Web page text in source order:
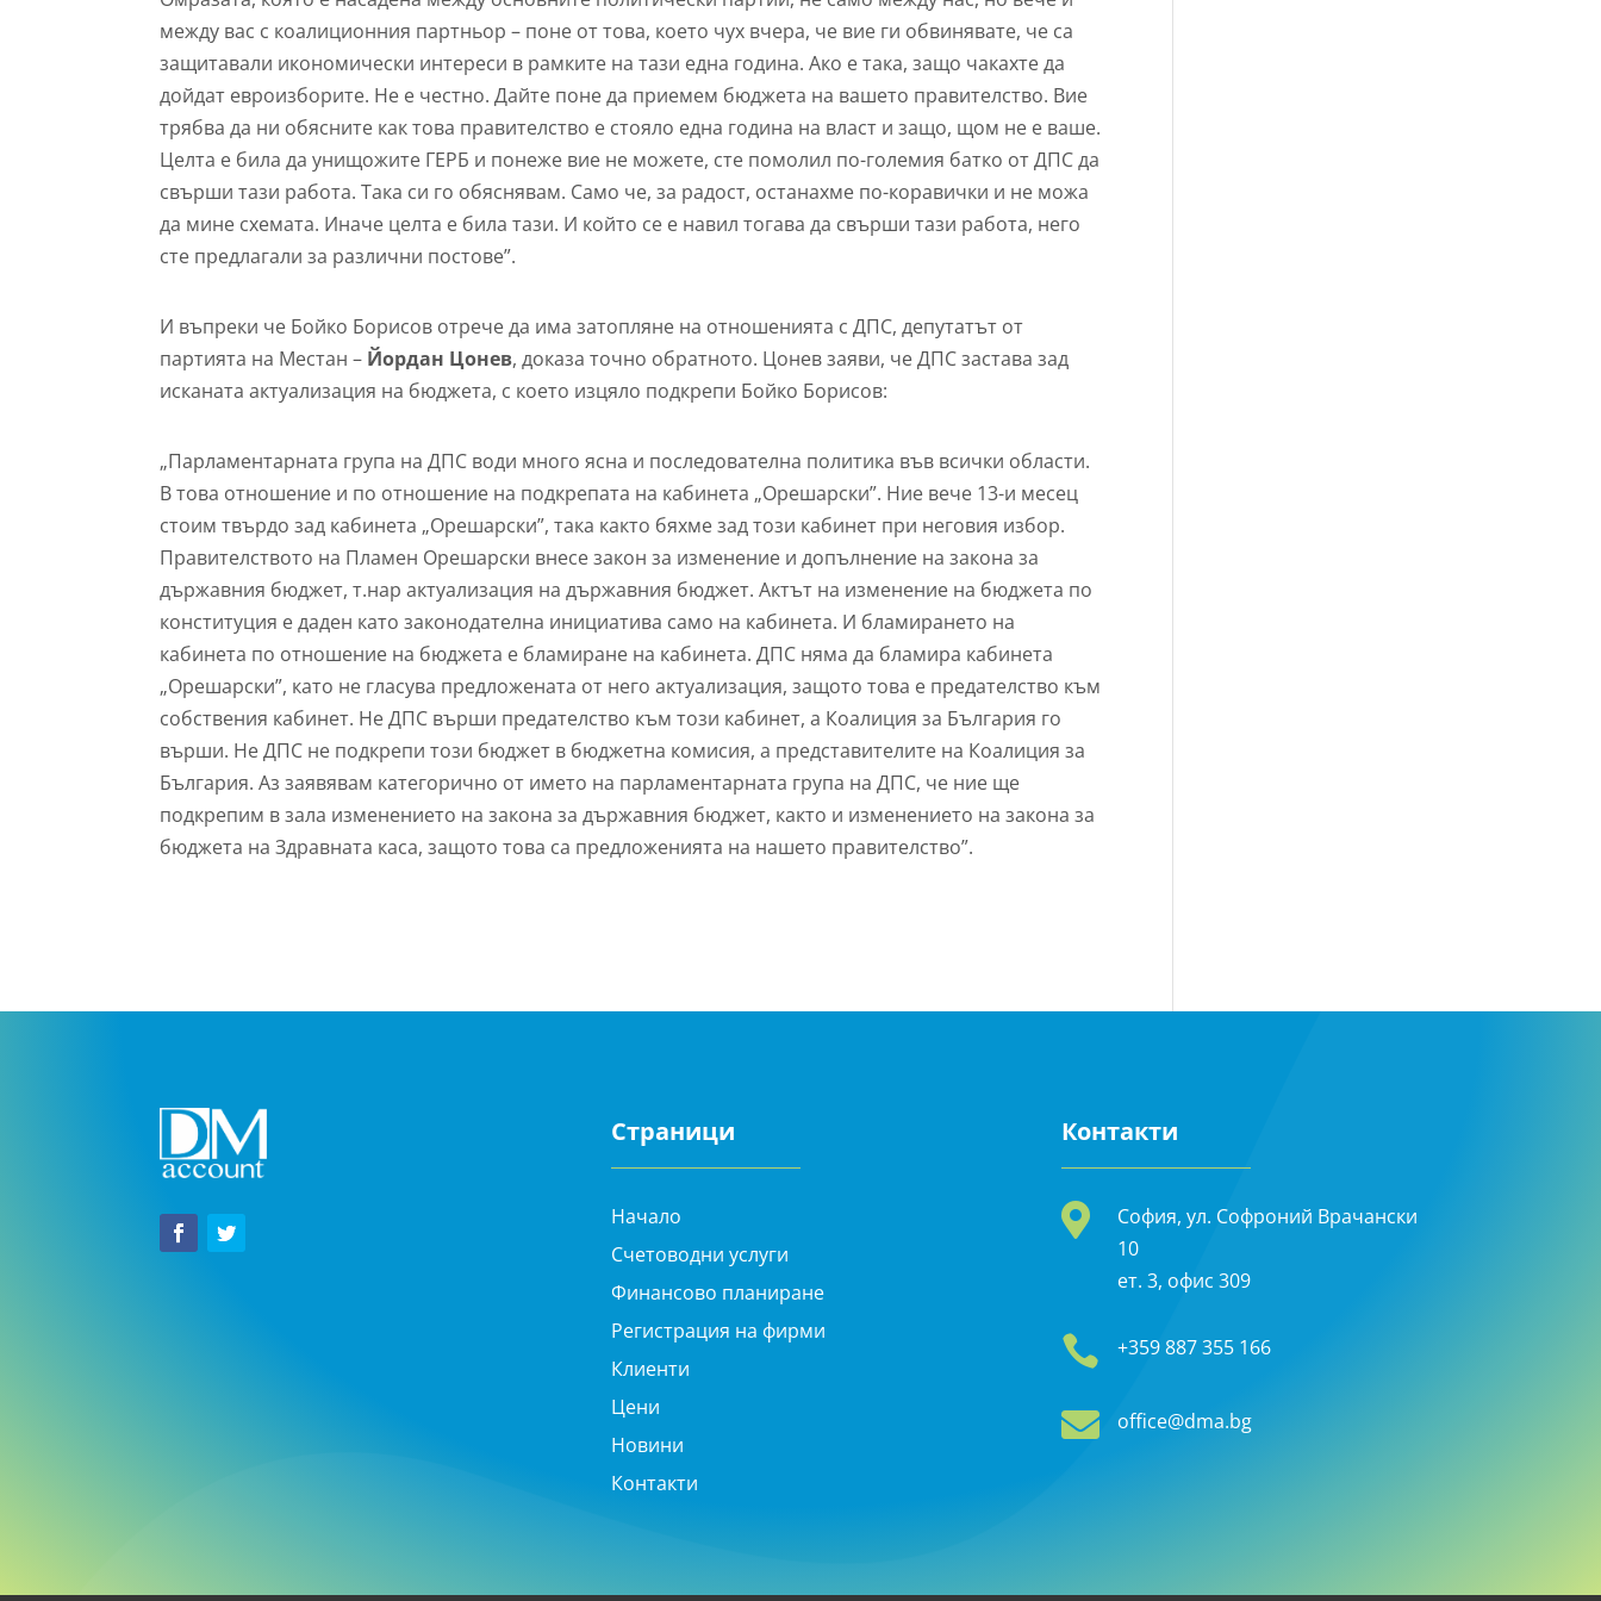
между вас с коалиционния партньор – поне от това, което чух вчера, че вие ги обвинявате, че са
защитавали икономически интереси в рамките на тази една година. Ако е така, защо чакахте да
дойдат евроизборите. Не е честно. Дайте поне да приемем бюджета на вашето правителство. Вие
трябва да ни обясните как това правителство е стояло една година на власт и защо, щом не е ваше.
Целта е била да унищожите ГЕРБ и понеже вие не можете, сте помолил по-големия батко от ДПС да
свърши тази работа. Така си го обяснявам. Само че, за радост, останахме по-коравички и не можа
да мине схемата. Иначе целта е била тази. И който се е навил тогава да свърши тази работа, него
сте предлагали за различни постове”.
И въпреки че Бойко Борисов отрече да има затопляне на отношенията с ДПС, депутатът от
партията на Местан – Йордан Цонев, доказа точно обратното. Цонев заяви, че ДПС застава зад
исканата актуализация на бюджета, с което изцяло подкрепи Бойко Борисов:
„Парламентарната група на ДПС води много ясна и последователна политика във всички области.
В това отношение и по отношение на подкрепата на кабинета „Орешарски”. Ние вече 13-и месец
стоим твърдо зад кабинета „Орешарски”, така както бяхме зад този кабинет при неговия избор.
Правителството на Пламен Орешарски внесе закон за изменение и допълнение на закона за
държавния бюджет, т.нар актуализация на държавния бюджет. Актът на изменение на бюджета по
конституция е даден като законодателна инициатива само на кабинета. И бламирането на
кабинета по отношение на бюджета е бламиране на кабинета. ДПС няма да бламира кабинета
„Орешарски”, като не гласува предложената от него актуализация, защото това е предателство към
собствения кабинет. Не ДПС върши предателство към този кабинет, а Коалиция за България го
върши. Не ДПС не подкрепи този бюджет в бюджетна комисия, а представителите на Коалиция за
България. Аз заявявам категорично от името на парламентарната група на ДПС, че ние ще
подкрепим в зала изменението на закона за държавния бюджет, както и изменението на закона за
бюджета на Здравната каса, защото това са предложенията на нашето правителство”.
Страници
Начало
Счетоводни услуги
Финансово планиране
Регистрация на фирми
Клиенти
Цени
Новини
Контакти
Контакти

София, ул. Софроний Врачански
10
ет. 3, офис 309
 +359 887 355 166
 office@dma.bg